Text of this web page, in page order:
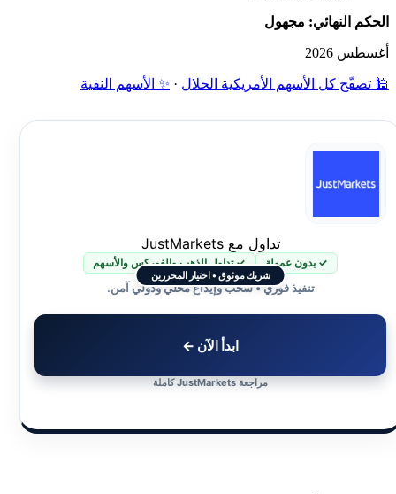
الحكم النهائي: مجهول
أغسطس 2026
🕌 تصفّح كل الأسهم الأمريكية الحلال · ✨ الأسهم النقية
شريك موثوق • اختيار المحررين
تداول مع JustMarkets
✓ بدون عمولة ✓ تداول الذهب والفوركس والأسهم
تنفيذ فوري • سحب وإيداع محلي ودولي آمن.
ابدأ الآن ←
مراجعة JustMarkets كاملة